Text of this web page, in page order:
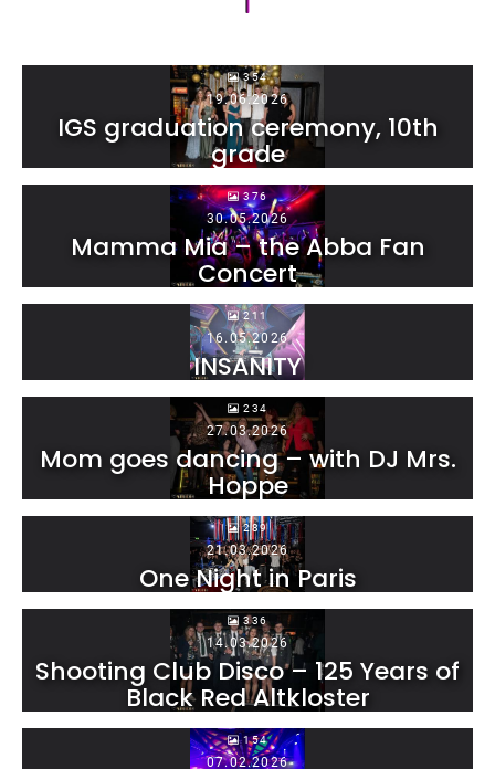
354
19.06.2026
IGS graduation ceremony, 10th
grade
376
30.05.2026
Mamma Mia – the Abba Fan
Concert
211
16.05.2026
INSANITY
234
27.03.2026
Mom goes dancing – with DJ Mrs.
Hoppe
289
21.03.2026
One Night in Paris
336
14.03.2026
Shooting Club Disco – 125 Years of
Black Red Altkloster
154
07.02.2026